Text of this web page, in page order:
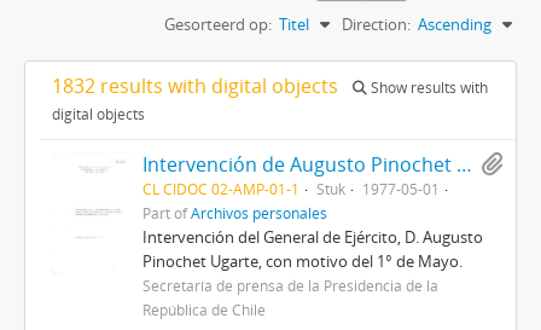
Gesorteerd op: Titel Direction: Ascending
1832 results with digital objects
Show results with
digital objects
Intervención de Augusto Pinochet Ugarte, con motivo del 1° de Mayo.
CL CIDOC 02-AMP-01-1 Stuk
1977-05-01
Part ofArchivos personales
Intervención del General de Ejército, D. Augusto
Pinochet Ugarte, con motivo del 1° de Mayo.
Secretaría de prensa de la Presidencia de la
República de Chile